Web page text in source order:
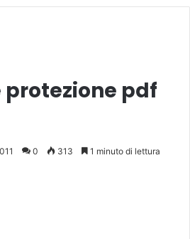
protezione pdf
0 313 1 minuto di lettura